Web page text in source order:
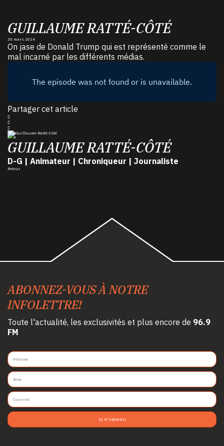
GUILLAUME RATTÉ-CÔTÉ
20 mars 2024
On jase de Donald Trump qui est représenté comme le
mal incarné par les différents médias.
Partager cet article
GUILLAUME RATTÉ-CÔTÉ
D-G | Animateur | Chroniqueur | Journaliste
Retour
ABONNEZ-VOUS À NOTRE
INFOLETTRE!
Toute l'actualité, les exclusivités et plus encore de 96.9
FM
JE M'ABONNE!